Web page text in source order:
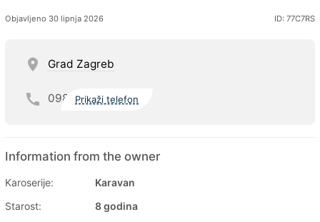
Objavljeno 30 lipnja 2026 ID: 77C7RS
Grad Zagreb
098 Prikaži telefon
Information from the owner
Karoserije:
Karavan
Starost:
8 godina